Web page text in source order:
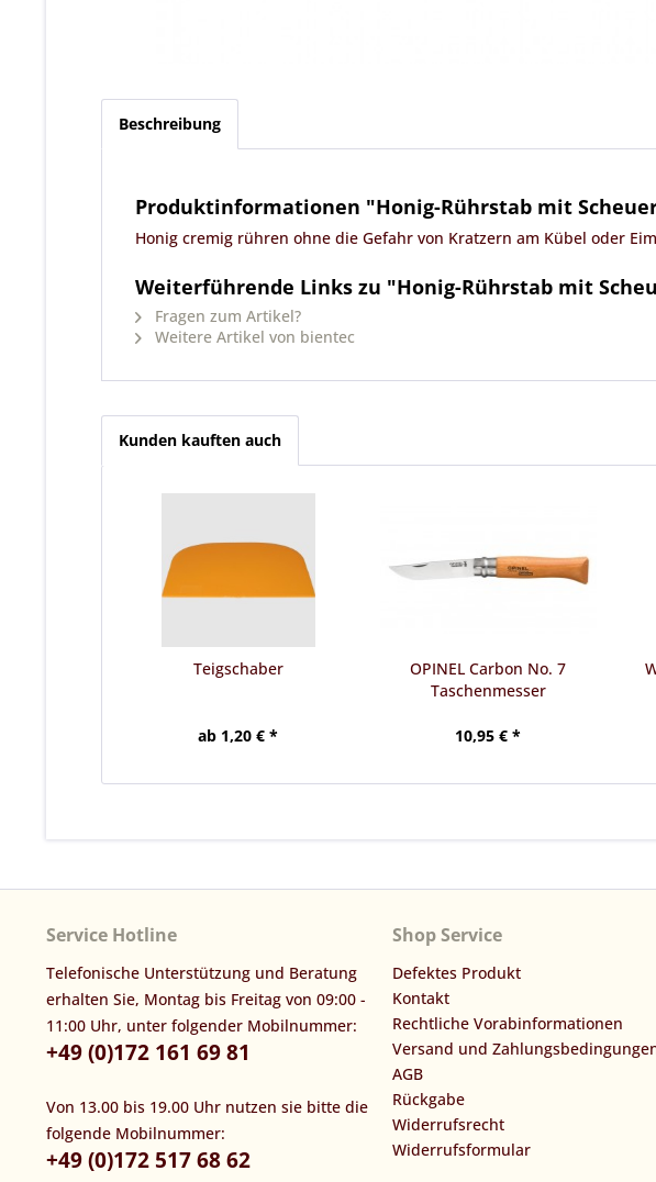
Beschreibung
Produktinformationen "Honig-Rührstab mit
Honig cremig rühren ohne die Gefahr von Kratzern am Kübel oder
Weiterführende Links zu "Honig-Rührstab mit
Fragen zum Artikel?
Weitere Artikel von bientec
Kunden kauften auch
Teigschaber
ab 1,20 € *
OPINEL Carbon No. 7
Taschenmesser
10,95 € *
Service Hotline
Telefonische Unterstützung und Beratung
erhalten Sie, Montag bis Freitag von 09:00 -
11:00 Uhr, unter folgender Mobilnummer:
+49 (0)172 161 69 81
Von 13.00 bis 19.00 Uhr nutzen sie bitte die
folgende Mobilnummer:
+49 (0)172 517 68 62
Shop Service
Defektes Produkt
Kontakt
Rechtliche Vorabinformationen
Versand und
AGB
Rückgabe
Widerrufsrecht
Widerrufsformular